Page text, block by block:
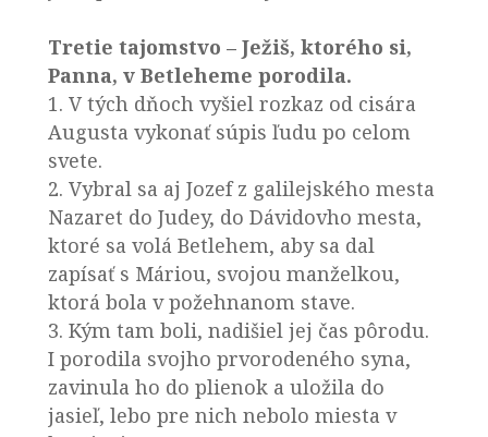
Tretie tajomstvo – Ježiš, ktorého si,
Panna, v Betleheme porodila.
1. V tých dňoch vyšiel rozkaz od cisára
Augusta vykonať súpis ľudu po celom
svete.
2. Vybral sa aj Jozef z galilejského mesta
Nazaret do Judey, do Dávidovho mesta,
ktoré sa volá Betlehem, aby sa dal
zapísať s Máriou, svojou manželkou,
ktorá bola v požehnanom stave.
3. Kým tam boli, nadišiel jej čas pôrodu.
I porodila svojho prvorodeného syna,
zavinula ho do plienok a uložila do
jasieľ, lebo pre nich nebolo miesta v